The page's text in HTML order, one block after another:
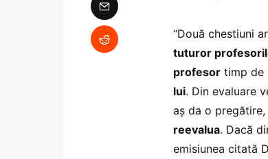
“Două chestiuni
tuturor
profesor timp de
lui. Din evaluare
aș da o
reevalua. Dacă
emisiunea citată